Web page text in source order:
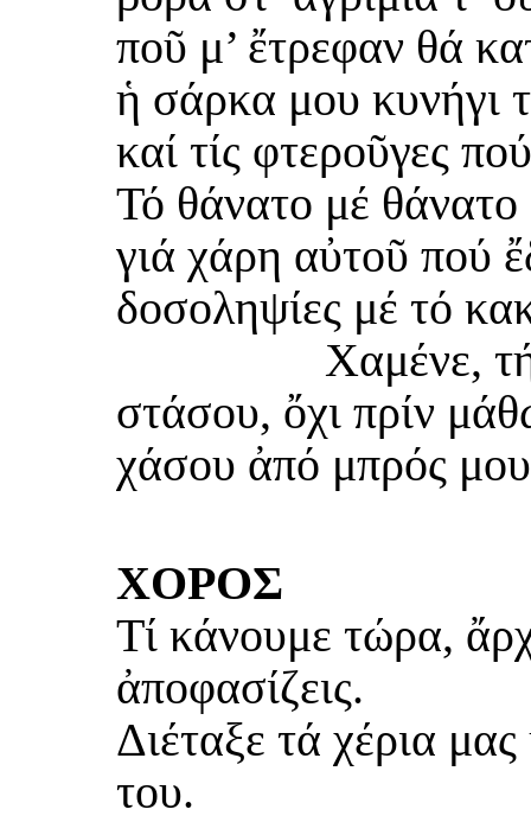
ποῦ μ’ ἔτρεφαν θά
ἡ σάρκα μου κυνήγι
καί τίς φτεροῦγες
Τό θάνατο μέ
γιά χάρη αὐτοῦ πού
δοσοληψίες μέ τό
Χαμένε,
στάσου, ὄχι πρίν
χάσου ἀπό μπρός
ΧΟΡΟΣ
Τί κάνουμε τώρα,
ἀποφασίζεις.
Διέταξε τά χέρια
του.